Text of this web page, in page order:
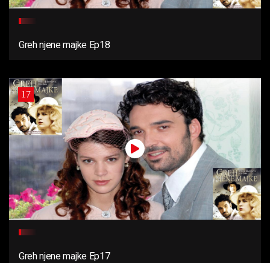
Greh njene majke Ep18
17
Greh njene majke Ep17